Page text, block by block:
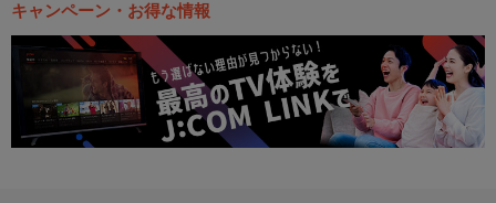
キャンペーン・お得な情報